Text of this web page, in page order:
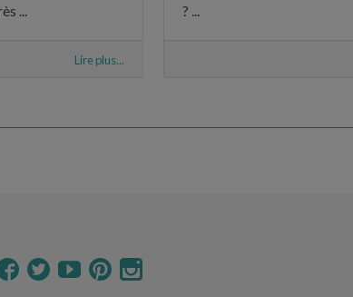
...
Lire plus...
? ...